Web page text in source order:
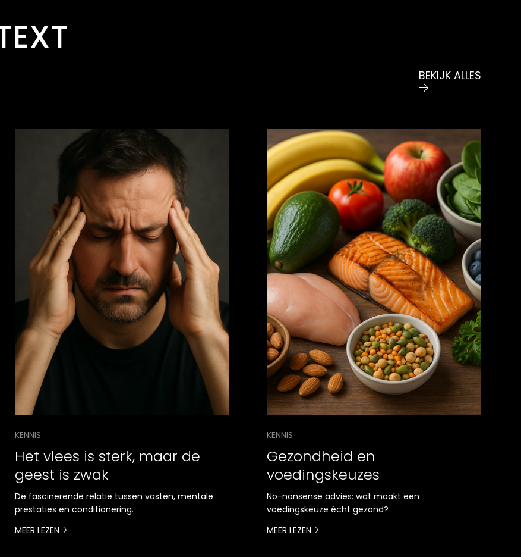
BEKIJK ALLES

KENNIS
Het vlees is sterk, maar de
geest is zwak
De fascinerende relatie tussen vasten, mentale
prestaties en conditionering.
MEER LEZEN
KENNIS
Gezondheid en
voedingskeuzes
No-nonsense advies: wat maakt een
voedingskeuze écht gezond?
MEER LEZEN